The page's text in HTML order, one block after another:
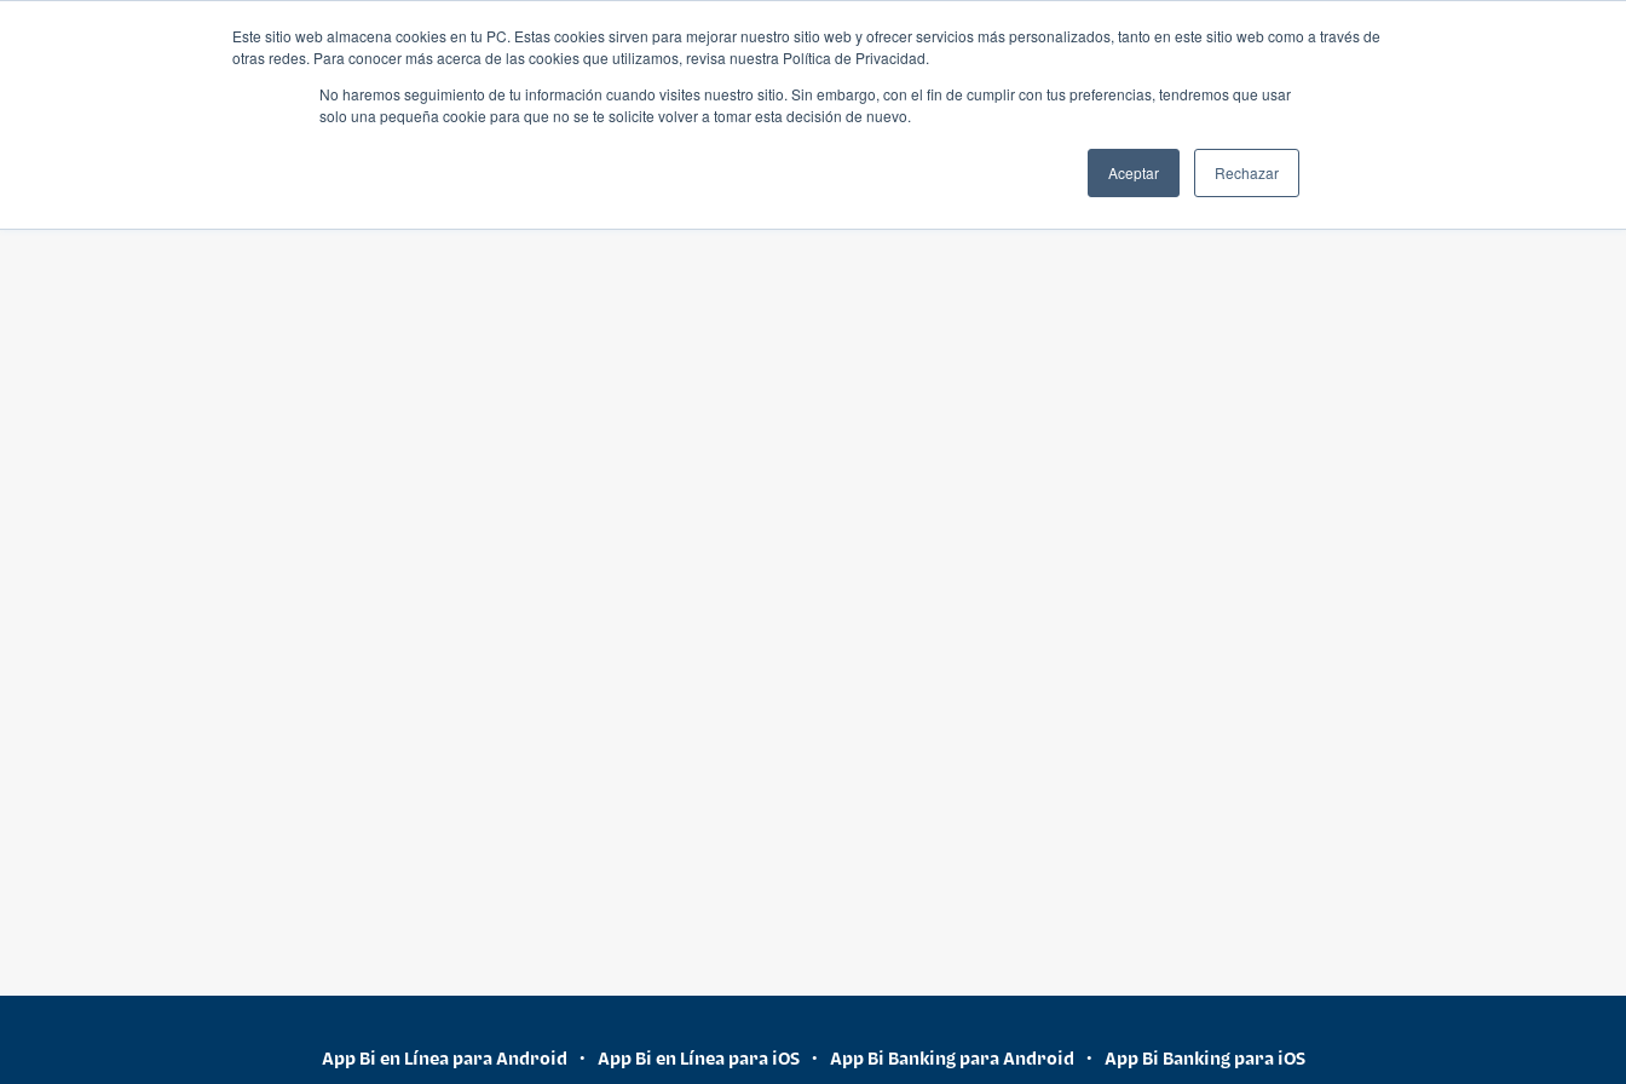
Este sitio web almacena cookies en tu PC. Estas cookies sirven para mejorar nuestro sitio web y ofrecer servicios más personalizados, tanto en este sitio web como a través de
otras redes. Para conocer más acerca de las cookies que utilizamos, revisa nuestra Política de Privacidad.
No haremos seguimiento de tu información cuando visites nuestro sitio. Sin embargo, con el fin de cumplir con tus preferencias, tendremos que usar
solo una pequeña cookie para que no se te solicite volver a tomar esta decisión de nuevo.
Aceptar Rechazar
App Bi en Línea para Android • App Bi en Línea para iOS • App Bi Banking para Android • App Bi Banking para iOS